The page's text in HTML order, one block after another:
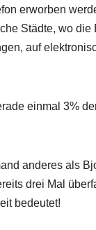
erworben
Städte, wo
auf
einmal 3%
anderes als
drei Mal
bedeutet!